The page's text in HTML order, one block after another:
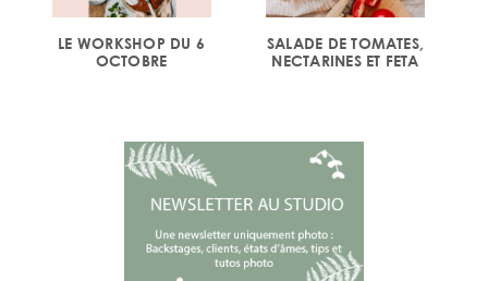
LE WORKSHOP DU 6
OCTOBRE
SALADE DE TOMATES,
NECTARINES ET FETA